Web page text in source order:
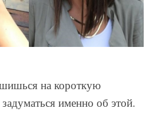
на короткую
именно об этой.